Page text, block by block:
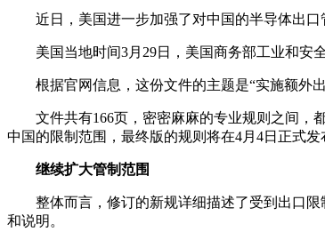
近日，美国进一步加强了对中国的半导体出口
美国当地时间3月29日，美国商务部工业和安全
根据官网信息，这份文件的主题是“实施额外出
文件共有166页，密密麻麻的专业规则之间，都
中国的限制范围，最终版的规则将在4月4日正式发
继续扩大管制范围
整体而言，修订的新规详细描述了受到出口限
和说明。